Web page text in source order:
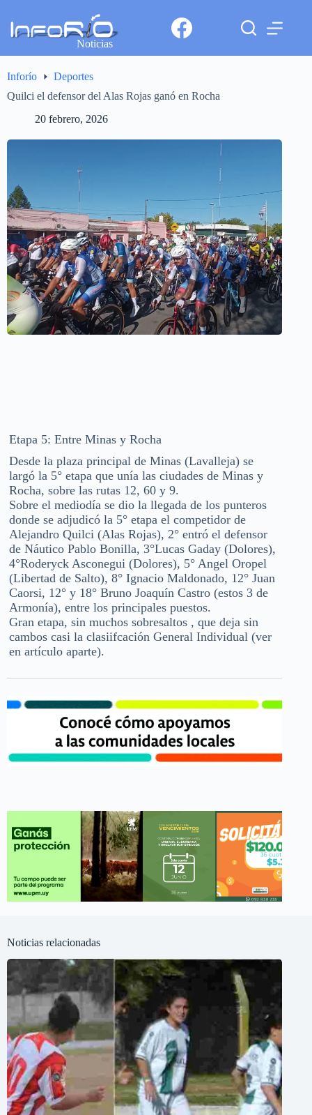
Noticias
Inforío
Deportes
Quilci el defensor del Alas Rojas ganó en Rocha
20 febrero, 2026
Etapa 5: Entre Minas y Rocha
Desde la plaza principal de Minas (Lavalleja) se
largó la 5° etapa que unía las ciudades de Minas y
Rocha, sobre las rutas 12, 60 y 9.
Sobre el mediodía se dio la llegada de los punteros
donde se adjudicó la 5° etapa el competidor de
Alejandro Quilci (Alas Rojas), 2° entró el defensor
de Náutico Pablo Bonilla, 3°Lucas Gaday (Dolores),
4°Roderyck Asconegui (Dolores), 5° Angel Oropel
(Libertad de Salto), 8° Ignacio Maldonado, 12° Juan
Caorsi, 12° y 18° Bruno Joaquín Castro (estos 3 de
Armonía), entre los principales puestos.
Gran etapa, sin muchos sobresaltos , que deja sin
cambos casi la clasiifcación General Individual (ver
en artículo aparte).
Noticias relacionadas